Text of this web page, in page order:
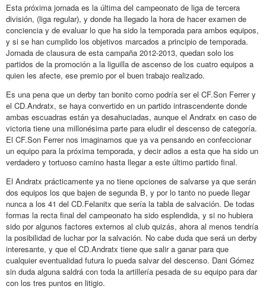
Esta próxima jornada es la última del campeonato de liga de tercera
división, (liga regular), y donde ha llegado la hora de hacer examen de
conciencia y de evaluar lo que ha sido la temporada para ambos equipos,
y si se han cumplido los objetivos marcados a principio de temporada.
Jornada de clausura de esta campaña 2012-2013, quedan solo los
partidos de la promoción a la liguilla de ascenso de los cuatro equipos a
quien les afecte, ese premio por el buen trabajo realizado.
Es una pena que un derby tan bonito como podría ser el CF.Son Ferrer y
el CD.Andratx, se haya convertido en un partido intrascendente donde
ambas escuadras están ya desahuciadas, aunque el Andratx en caso de
victoria tiene una millonésima parte para eludir el descenso de categoría.
El CF.Son Ferrer nos imaginamos que ya va pensando en confeccionar
un equipo para la próxima temporada, y decir adios a esta que ha sido un
verdadero y tortuoso camino hasta llegar a este último partido final.
El Andratx prácticamente ya no tiene opciones de salvarse ya que serán
dos equipos los que bajen de segunda B, y por lo tanto no puede llegar
nunca a los 41 del CD.Felanitx que sería la tabla de salvación. De todas
formas la recta final del campeonato ha sido esplendida, y si no hubiera
sido por algunos factores externos al club quizás, ahora al menos tendría
la posibilidad de luchar por la salvación. No cabe duda que será un derby
interesante, y que el CD.Andratx tiene que salir a ganar para que
cualquier eventualidad futura lo pueda salvar del descenso. Dani Gómez
sin duda alguna saldrá con toda la artillería pesada de su equipo para dar
con los tres puntos en litigio.